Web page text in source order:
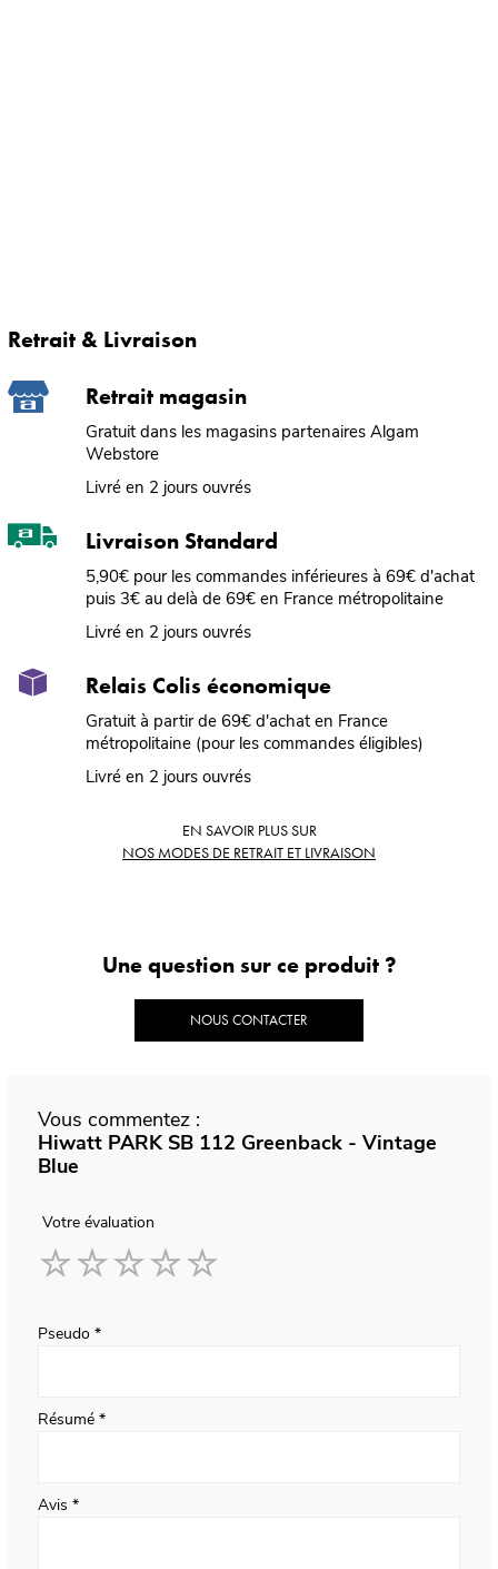
Retrait & Livraison
Retrait magasin
Gratuit dans les magasins partenaires Algam
Webstore
Livré en 2 jours ouvrés
Livraison Standard
5,90€ pour les commandes inférieures à 69€ d'achat
puis 3€ au delà de 69€ en France métropolitaine
Livré en 2 jours ouvrés
Relais Colis économique
Gratuit à partir de 69€ d'achat en France
métropolitaine (pour les commandes éligibles)
Livré en 2 jours ouvrés
EN SAVOIR PLUS SUR
NOS MODES DE RETRAIT ET LIVRAISON
Une question sur ce produit ?
NOUS CONTACTER
Vous commentez :
Hiwatt PARK SB 112 Greenback - Vintage
Blue
Votre évaluation
Pseudo
Résumé
Avis